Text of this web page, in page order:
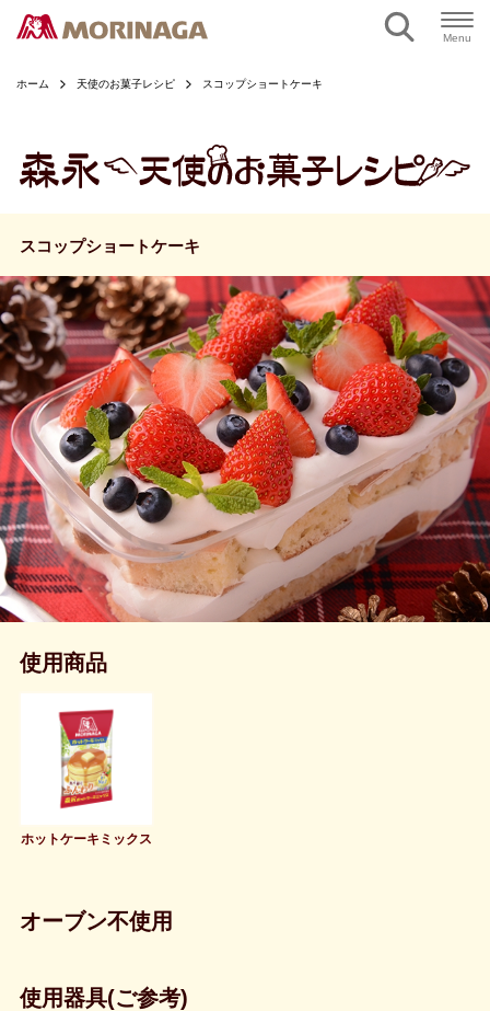
Menu
ホーム 天使のお菓子レシピ スコップショートケーキ
スコップショートケーキ
使用商品
ホットケーキミックス
オーブン不使用
使用器具(ご参考)